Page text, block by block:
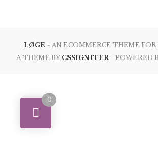
LØGE - AN ECOMMERCE THEME
A THEME BY CSSIGNITER- POWERED
0